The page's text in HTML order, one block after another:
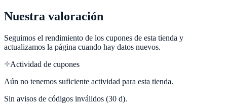
Nuestra valoración
Seguimos el rendimiento de los cupones de esta tienda y
actualizamos la página cuando hay datos nuevos.
Actividad de cupones
Aún no tenemos suficiente actividad para esta tienda.
Sin avisos de códigos inválidos (30 d).